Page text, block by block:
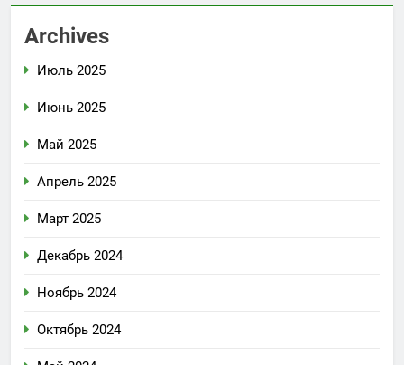
Archives
Июль 2025
Июнь 2025
Май 2025
Апрель 2025
Март 2025
Декабрь 2024
Ноябрь 2024
Октябрь 2024